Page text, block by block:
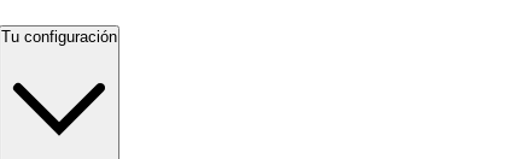
Tu configuración